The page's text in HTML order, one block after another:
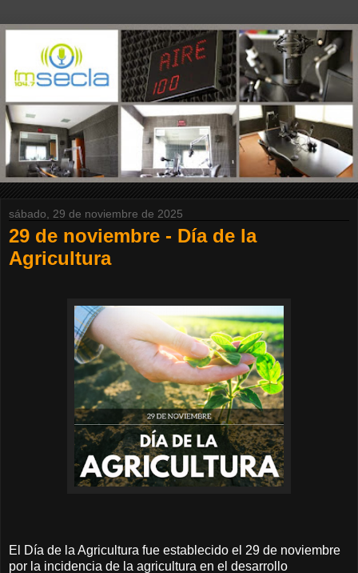
sábado, 29 de noviembre de 2025
29 de noviembre - Día de la
Agricultura
El Día de la Agricultura fue establecido el 29 de noviembre
por la incidencia de la agricultura en el desarrollo